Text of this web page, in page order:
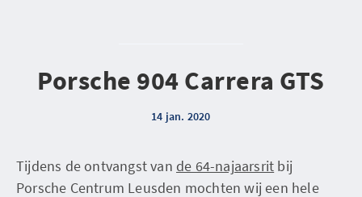
Porsche 904 Carrera GTS
14 jan. 2020
Tijdens de ontvangst van de 64-najaarsrit bij
Porsche Centrum Leusden mochten wij een hele